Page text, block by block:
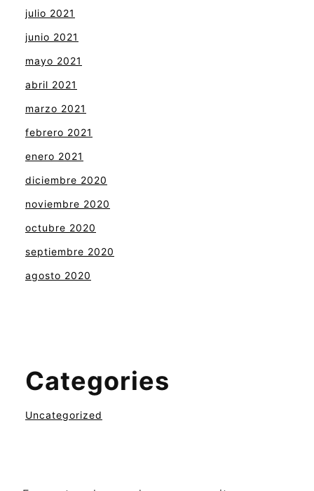
julio 2021
junio 2021
mayo 2021
abril 2021
marzo 2021
febrero 2021
enero 2021
diciembre 2020
noviembre 2020
octubre 2020
septiembre 2020
agosto 2020
Categories
Uncategorized